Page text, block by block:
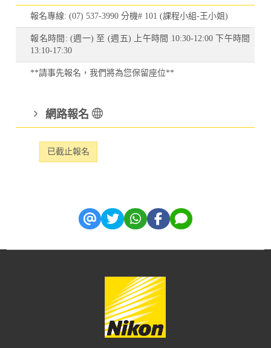
報名專線: (07) 537-3990 分機# 101 (課程小組-王小姐)
報名時間: (週一) 至 (週五) 上午時間 10:30-12:00 下午時間
13:10-17:30
**請事先報名，我們將為您保留座位**
網路報名
已截止報名